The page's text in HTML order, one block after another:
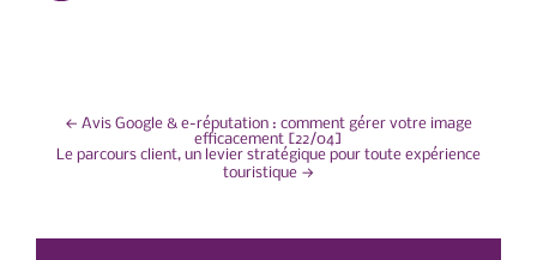
NAVIGATION
← Avis Google & e-réputation : comment gérer votre image
efficacement [22/04]
Le parcours client, un levier stratégique pour toute expérience
touristique →